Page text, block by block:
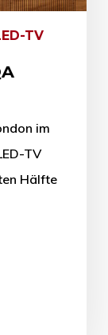
TV
im
TV
Hälfte